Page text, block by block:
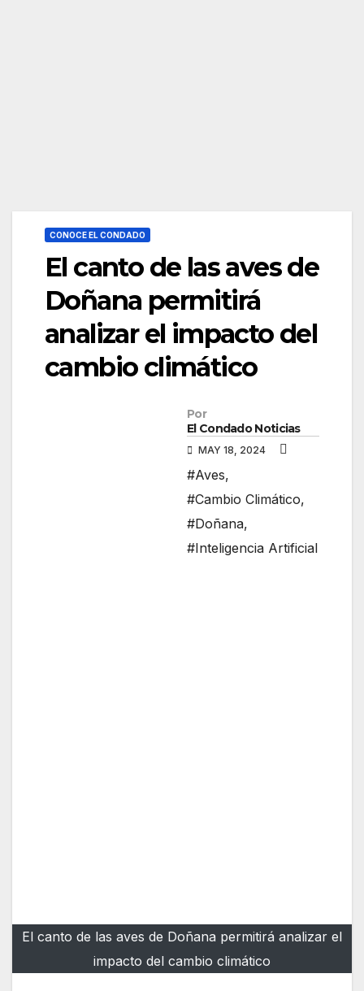
CONOCE EL CONDADO
El canto de las aves de
Doñana permitirá
analizar el impacto del
cambio climático
Por
El Condado Noticias
MAY 18, 2024
#Aves,
#Cambio Climático,
#Doñana,
#Inteligencia Artificial
El canto de las aves de Doñana permitirá analizar el
impacto del cambio climático